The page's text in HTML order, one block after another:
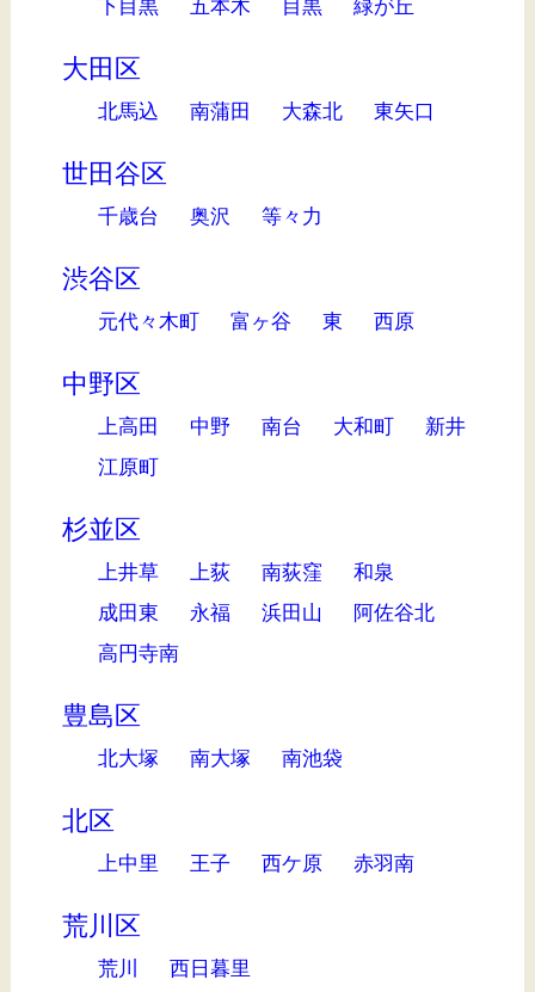
下目黒 五本木 目黒 緑が丘
大田区
北馬込 南蒲田 大森北 東矢口
世田谷区
千歳台 奥沢 等々力
渋谷区
元代々木町 富ヶ谷 東 西原
中野区
上高田 中野 南台 大和町
新井
江原町
杉並区
上井草 上荻 南荻窪
和泉
成田東
永福 浜田山
阿佐谷北
高円寺南
豊島区
北大塚 南大塚 南池袋
北区
上中里 王子 西ケ原 赤羽南
荒川区
荒川 西日暮里